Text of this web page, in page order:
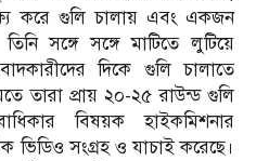
করে গুলি চালায় এবং একজন
সঙ্গে সঙ্গে মাটিতে লুটিয়ে
দিকে গুলি চালাতে
তারা প্রায় ২০-২৫ রাউন্ড গুলি
বিষয়ক হাইকমিশনার
সংগ্রহ ও যাচাই করেছে।